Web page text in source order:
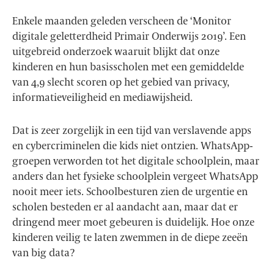
Enkele maanden geleden verscheen de ‘Monitor
digitale geletterdheid Primair Onderwijs 2019’. Een
uitgebreid onderzoek waaruit blijkt dat onze
kinderen en hun basisscholen met een gemiddelde
van 4,9 slecht scoren op het gebied van privacy,
informatieveiligheid en mediawijsheid.
Dat is zeer zorgelijk in een tijd van verslavende apps
en cybercriminelen die kids niet ontzien. WhatsApp-
groepen verworden tot het digitale schoolplein, maar
anders dan het fysieke schoolplein vergeet WhatsApp
nooit meer iets. Schoolbesturen zien de urgentie en
scholen besteden er al aandacht aan, maar dat er
dringend meer moet gebeuren is duidelijk. Hoe onze
kinderen veilig te laten zwemmen in de diepe zeeën
van big data?